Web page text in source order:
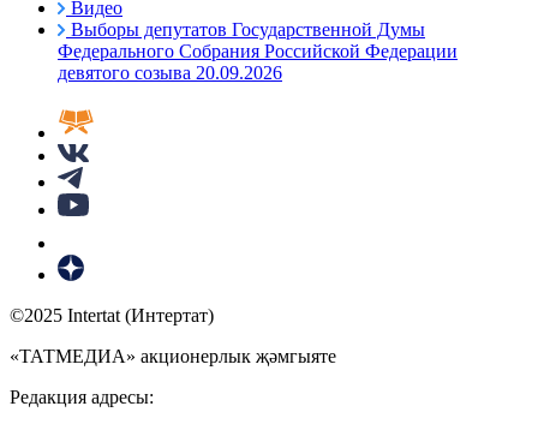
Видео
Выборы депутатов Государственной Думы
Федерального Собрания Российской Федерации
девятого созыва 20.09.2026
©2025 Intertat (Интертат)
«ТАТМЕДИА» акционерлык җәмгыяте
Редакция адресы: